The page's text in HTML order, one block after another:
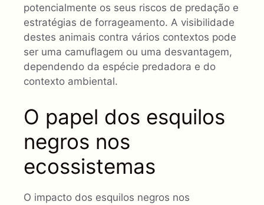
potencialmente os seus riscos de predação e
estratégias de forrageamento. A visibilidade
destes animais contra vários contextos pode
ser uma camuflagem ou uma desvantagem,
dependendo da espécie predadora e do
contexto ambiental.
O papel dos esquilos
negros nos
ecossistemas
O impacto dos esquilos negros nos